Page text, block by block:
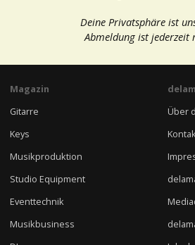
Deine Privatsphäre ist
Abmeldung ist jederzeit
Magazin
Gitarre
Keys
Musikproduktion
Studio Equipment
Eventtechnik
Musikbusiness
Über